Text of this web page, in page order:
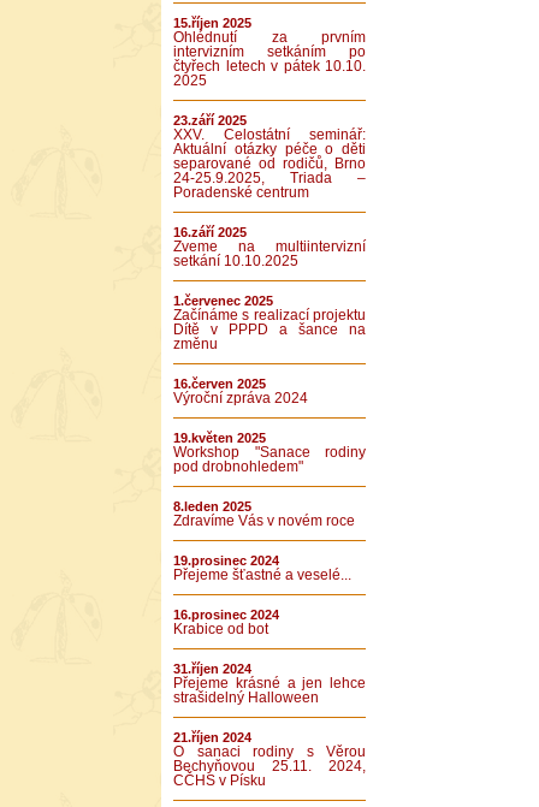
15.říjen 2025
Ohlédnutí za prvním
intervizním setkáním po
čtyřech letech v pátek 10.10.
2025
23.září 2025
XXV. Celostátní seminář:
Aktuální otázky péče o děti
separované od rodičů, Brno
24-25.9.2025, Triada –
Poradenské centrum
16.září 2025
Zveme na multiintervizní
setkání 10.10.2025
1.červenec 2025
Začínáme s realizací projektu
Dítě v PPPD a šance na
změnu
16.červen 2025
Výroční zpráva 2024
19.květen 2025
Workshop "Sanace rodiny
pod drobnohledem"
8.leden 2025
Zdravíme Vás v novém roce
19.prosinec 2024
Přejeme šťastné a veselé...
16.prosinec 2024
Krabice od bot
31.říjen 2024
Přejeme krásné a jen lehce
strašidelný Halloween
21.říjen 2024
O sanaci rodiny s Věrou
Bechyňovou 25.11. 2024,
CČHS v Písku